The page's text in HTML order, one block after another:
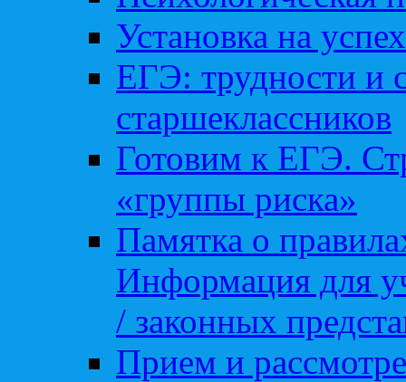
Установка на успех
ЕГЭ: трудности и
старшеклассников
Готовим к ЕГЭ.
«группы риска»
Памятка о
Информация для
/ законных
Прием и